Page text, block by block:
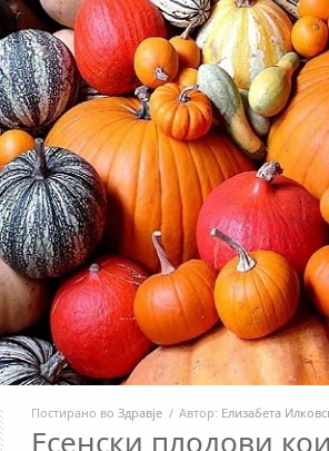
Постирано во Здравје / Автор: Елизабета
Есенски плодови